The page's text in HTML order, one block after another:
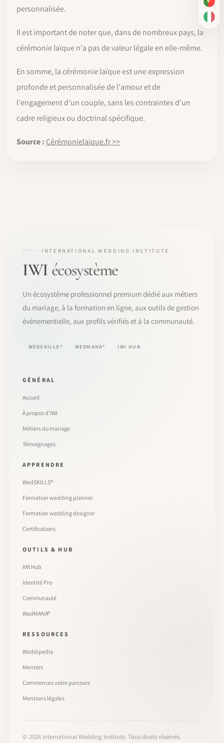
PT-
IT
personnalisée.
Il est important de noter que, dans de nombreux pays, la
cérémonie laïque n'a pas de valeur légale en elle-même.
En somme, la cérémonie laïque est une expression
profonde et personnalisée de l'amour et de
l'engagement d'un couple, sans les contraintes d'un
cadre religieux ou doctrinal spécifique.
Source : Cérémonielaique.fr >>
INTERNATIONAL WEDDING INSTITUTE
IWI écosystème
Un écosystème professionnel premium dédié aux métiers
du mariage, à la formation en ligne, aux outils de gestion
événementielle, aux profils vérifiés et à la communauté.
WEDSKILLS® WEDMANA® IWI HUB
GÉNÉRAL
Accueil
À propos d’IWI
Métiers du mariage
Témoignages
APPRENDRE
WedSKILLS®
Formation wedding planner
Formation wedding designer
Certifications
OUTILS & HUB
IWI Hub
Identité Pro
Communauté
WedMANA®
RESSOURCES
Weddipedia
Mentors
Commencez votre parcours
Mentions légales
© 2026 International Wedding Institute. Tous droits réservés.